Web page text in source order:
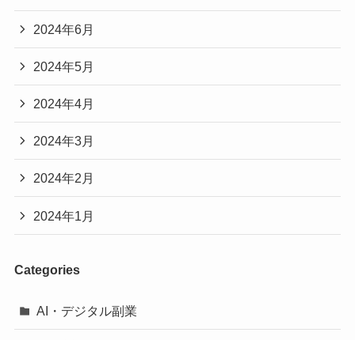
2024年6月
2024年5月
2024年4月
2024年3月
2024年2月
2024年1月
Categories
AI・デジタル副業